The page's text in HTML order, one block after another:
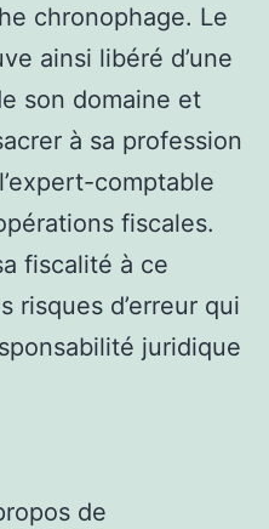
chronophage. Le
ainsi libéré d’une
son domaine et
à sa profession
comptable
fiscales.
fiscalité à ce
risques d’erreur qui
juridique
de